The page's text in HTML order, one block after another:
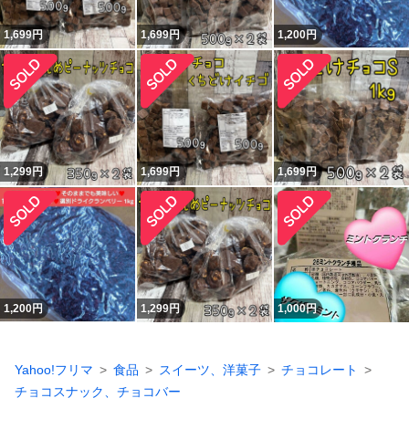
1,699円 1,699円 1,200円
1,299円 1,699円 1,699円
1,200円 1,299円 1,000円
Yahoo!フリマ 食品 スイーツ、洋菓子
チョコレート
チョコスナック、チョコバー